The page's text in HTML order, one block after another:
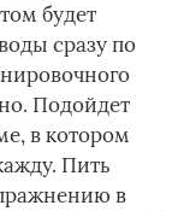
будет
сразу по
Подойдет
в котором
Пить
в